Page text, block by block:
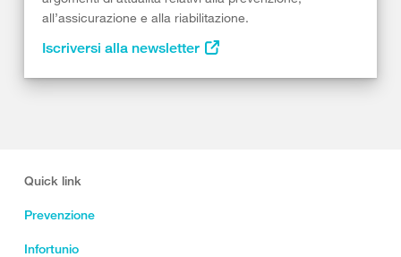
all’assicurazione e alla riabilitazione.
Iscriversi alla newsletter
Quick link
Prevenzione
Infortunio